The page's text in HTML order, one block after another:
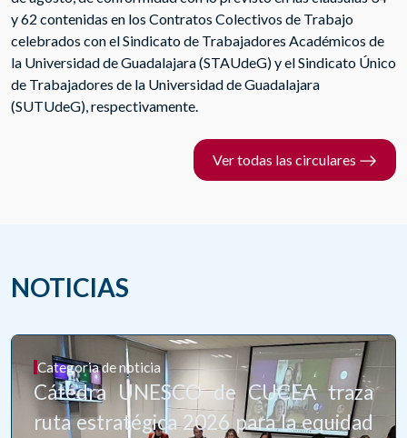
de Posgrado
y 62 contenidas en los Contratos Colectivos de Trabajo
celebrados con el Sindicato de Trabajadores Académicos de
la Universidad de Guadalajara (STAUdeG) y el Sindicato Único
de Trabajadores de la Universidad de Guadalajara
(SUTUdeG), respectivamente.
Ver todas las circulares
NOTICIAS
Categoria de noticia
Cátedra UNESCO de CUCEA traza
ruta estratégica 2026 para la equidad